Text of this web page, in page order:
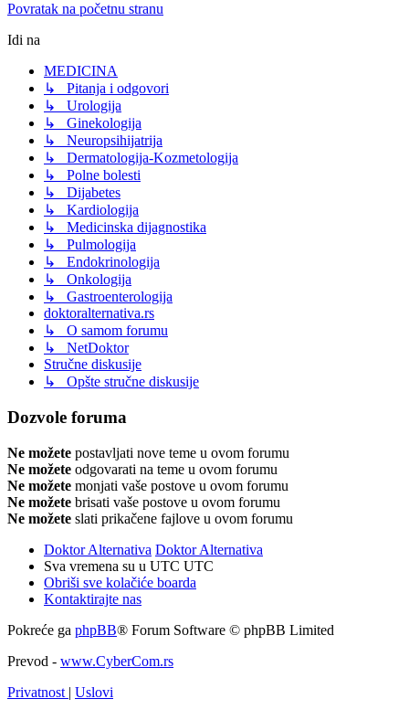
Povratak na početnu stranu
Idi na
MEDICINA
↳ Pitanja i odgovori
↳ Urologija
↳ Ginekologija
↳ Neuropsihijatrija
↳ Dermatologija-Kozmetologija
↳ Polne bolesti
↳ Dijabetes
↳ Kardiologija
↳ Medicinska dijagnostika
↳ Pulmologija
↳ Endokrinologija
↳ Onkologija
↳ Gastroenterologija
doktoralternativa.rs
↳ O samom forumu
↳ NetDoktor
Stručne diskusije
↳ Opšte stručne diskusije
Dozvole foruma
Ne možete postavljati nove teme u ovom forumu
Ne možete odgovarati na teme u ovom forumu
Ne možete monjati vaše postove u ovom forumu
Ne možete brisati vaše postove u ovom forumu
Ne možete slati prikačene fajlove u ovom forumu
Doktor Alternativa Doktor Alternativa
Sva vremena su u UTC UTC
Obriši sve kolačiće boarda
Kontaktirajte nas
Pokreće ga phpBB® Forum Software © phpBB Limited
Prevod - www.CyberCom.rs
Privatnost | Uslovi